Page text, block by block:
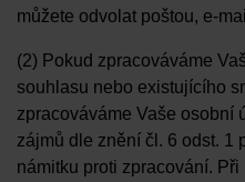
můžete odvolat poštou, e-
(2) Pokud zpracováváme
souhlasu nebo existujícího
zpracováváme Vaše osobní
zájmů dle znění čl. 6 odst. 1
námitku proti zpracování.